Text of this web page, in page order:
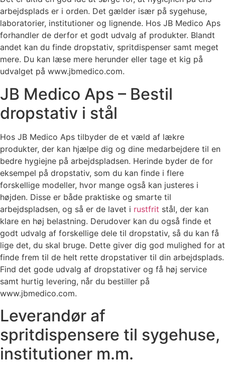
arbejdsplads er i orden. Det gælder især på sygehuse,
laboratorier, institutioner og lignende. Hos JB Medico Aps
forhandler de derfor et godt udvalg af produkter. Blandt
andet kan du finde dropstativ, spritdispenser samt meget
mere. Du kan læse mere herunder eller tage et kig på
udvalget på www.jbmedico.com.
JB Medico Aps – Bestil
dropstativ i stål
Hos JB Medico Aps tilbyder de et væld af lækre
produkter, der kan hjælpe dig og dine medarbejdere til en
bedre hygiejne på arbejdspladsen. Herinde byder de for
eksempel på dropstativ, som du kan finde i flere
forskellige modeller, hvor mange også kan justeres i
højden. Disse er både praktiske og smarte til
arbejdspladsen, og så er de lavet i rustfrit stål, der kan
klare en høj belastning. Derudover kan du også finde et
godt udvalg af forskellige dele til dropstativ, så du kan få
lige det, du skal bruge. Dette giver dig god mulighed for at
finde frem til de helt rette dropstativer til din arbejdsplads.
Find det gode udvalg af dropstativer og få høj service
samt hurtig levering, når du bestiller på
www.jbmedico.com.
Leverandør af
spritdispensere til sygehuse,
institutioner m.m.